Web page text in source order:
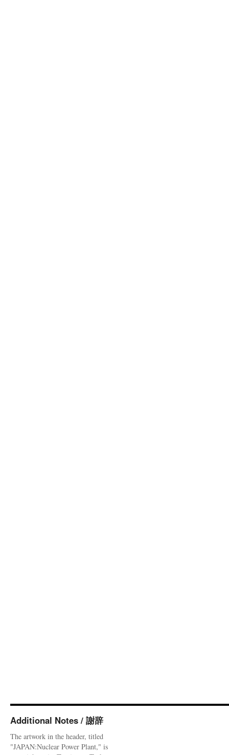
Additional Notes / 謝辞
The artwork in the header, titled
"JAPAN:Nuclear Power Plant," is